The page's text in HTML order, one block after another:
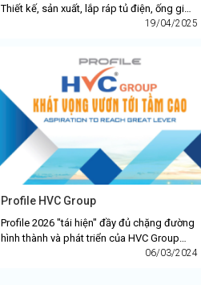
Thiết kế, sản xuất, lắp ráp tủ điện, ống gió,
thang máng cáp. Sản phẩm của nhà máy
19/04/2025
Profile HVC Group
Profile 2026 "tái hiện" đầy đủ chặng đường
hình thành và phát triển của HVC Group
trong các lĩnh vực hoạt động: Tổng thầu cơ
06/03/2024